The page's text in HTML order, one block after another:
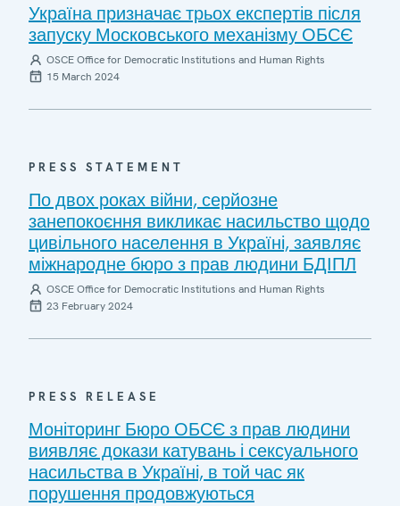
Україна призначає трьох експертів після
запуску Московського механізму ОБСЄ
OSCE Office for Democratic Institutions and Human Rights
15 March 2024
PRESS STATEMENT
По двох роках війни, серйозне
занепокоєння викликає насильство щодо
цивільного населення в Україні, заявляє
міжнародне бюро з прав людини БДІПЛ
OSCE Office for Democratic Institutions and Human Rights
23 February 2024
PRESS RELEASE
Моніторинг Бюро ОБСЄ з прав людини
виявляє докази катувань і сексуального
насильства в Україні, в той час як
порушення продовжуються